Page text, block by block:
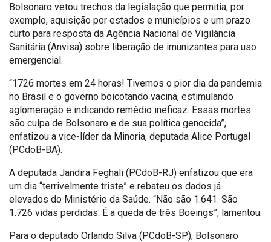
Bolsonaro vetou trechos da legislação que permitia, por
exemplo, aquisição por estados e municípios e um prazo
curto para resposta da Agência Nacional de Vigilância
Sanitária (Anvisa) sobre liberação de imunizantes para uso
emergencial.
“1726 mortes em 24 horas! Tivemos o pior dia da pandemia
no Brasil e o governo boicotando vacina, estimulando
aglomeração e indicando remédio ineficaz. Essas mortes
são culpa de Bolsonaro e de sua política genocida”,
enfatizou a vice-líder da Minoria, deputada Alice Portugal
(PCdoB-BA).
A deputada Jandira Feghali (PCdoB-RJ) enfatizou que era
um dia “terrivelmente triste” e rebateu os dados já
elevados do Ministério da Saúde. “Não são 1.641. São
1.726 vidas perdidas. É a queda de três Boeings”, lamentou.
Para o deputado Orlando Silva (PCdoB-SP), Bolsonaro